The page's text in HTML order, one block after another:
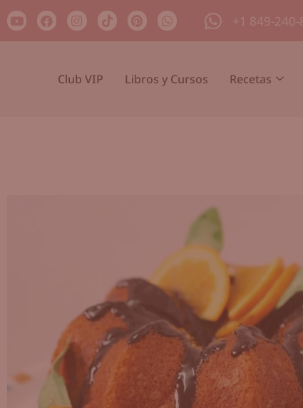
+1 849-
Club VIP Libros y Cursos Recetas